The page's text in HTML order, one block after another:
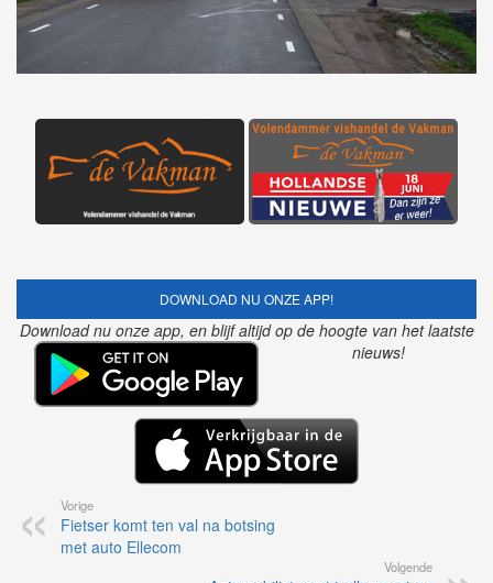
DOWNLOAD NU ONZE APP!
Download nu onze app, en blijf altijd op de hoogte van het laatste
nieuws!
Vorige
Fietser komt ten val na botsing
met auto Ellecom
Volgende